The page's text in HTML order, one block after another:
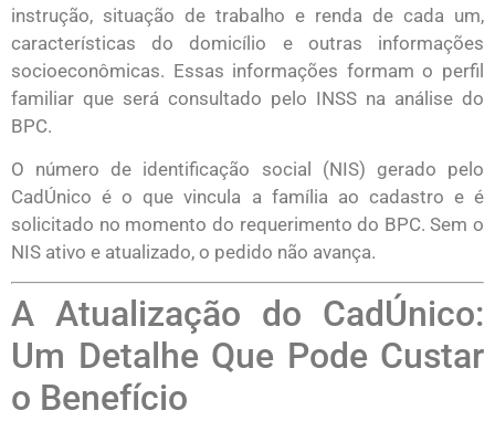
instrução, situação de trabalho e renda de cada um,
características do domicílio e outras informações
socioeconômicas. Essas informações formam o perfil
familiar que será consultado pelo INSS na análise do
BPC.
O número de identificação social (NIS) gerado pelo
CadÚnico é o que vincula a família ao cadastro e é
solicitado no momento do requerimento do BPC. Sem o
NIS ativo e atualizado, o pedido não avança.
A Atualização do CadÚnico:
Um Detalhe Que Pode Custar
o Benefício